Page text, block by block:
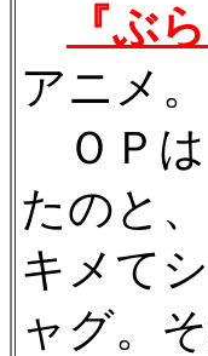
『ぶ
アニメ。
ＯＰは
たのと
キメて
ャグ。